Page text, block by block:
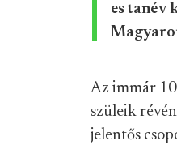
es tanév
Az immár
szüleik
jelentős